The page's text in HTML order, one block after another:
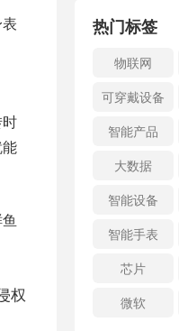
权
热门标签
物联网
可穿戴设备
智能产品
大数据
智能设备
智能手表
芯片
微软